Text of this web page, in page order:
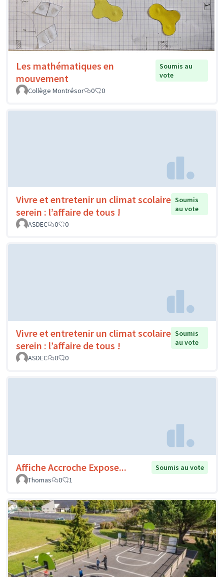
Les mathématiques en
mouvement
Soumis au
vote
Collège Montrésor
0 0
Vivre et entretenir un climat scolaire
serein : l’affaire de tous !
Soumis
au vote
ASDEC
0 0
Vivre et entretenir un climat scolaire
serein : l’affaire de tous !
Soumis
au vote
ASDEC
0 0
Affiche Accroche Expose...
Soumis au vote
Thomas
0 1